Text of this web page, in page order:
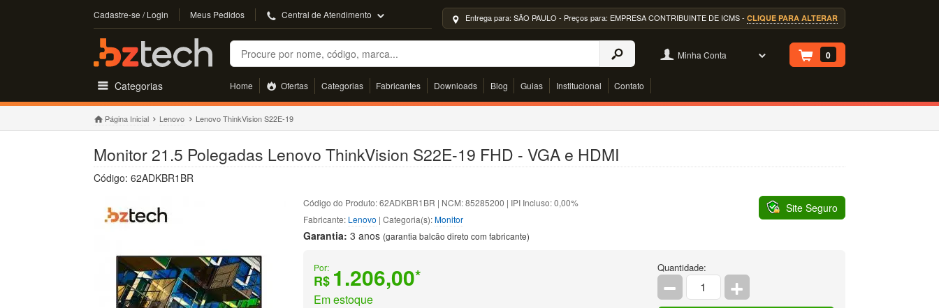
Cadastre-se / Login Meus Pedidos Central de Atendimento Entrega para: SÃO PAULO - Preços para: EMPRESA CONTRIBUINTE DE ICMS - CLIQUE PARA ALTERAR
Buscar
Minha Conta 0
Categorias Home Ofertas Categorias Fabricantes Downloads Blog Guias Institucional Contato
Página Inicial Lenovo Lenovo ThinkVision S22E-19
Monitor 21.5 Polegadas Lenovo ThinkVision S22E-19 FHD - VGA e HDMI
Código: 62ADKBR1BR
Site Seguro
Código do Produto: 62ADKBR1BR | NCM: 85285200 | IPI Incluso: 0,00%
Fabricante: Lenovo | Categoria(s):Monitor
Garantia:3 anos (garantia balcão direto com fabricante)
Por:
R$ 1.206,00*
Em estoque
Quantidade: